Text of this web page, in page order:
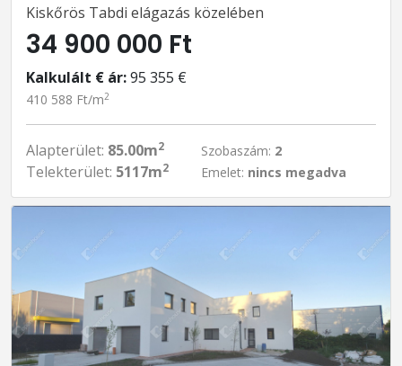
Kiskőrös Tabdi elágazás közelében
34 900 000 Ft
Kalkulált € ár:95 355 €
410 588 Ft/m2
Alapterület: 85.00m2
Telekterület: 5117m2
Szobaszám: 2
Emelet: nincs megadva